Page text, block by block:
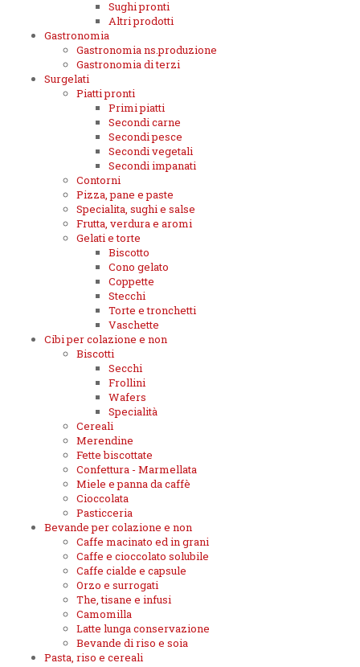
Sughi pronti
Altri prodotti
Gastronomia
Gastronomia ns.produzione
Gastronomia di terzi
Surgelati
Piatti pronti
Primi piatti
Secondi carne
Secondi pesce
Secondi vegetali
Secondi impanati
Contorni
Pizza, pane e paste
Specialita, sughi e salse
Frutta, verdura e aromi
Gelati e torte
Biscotto
Cono gelato
Coppette
Stecchi
Torte e tronchetti
Vaschette
Cibi per colazione e non
Biscotti
Secchi
Frollini
Wafers
Specialità
Cereali
Merendine
Fette biscottate
Confettura - Marmellata
Miele e panna da caffè
Cioccolata
Pasticceria
Bevande per colazione e non
Caffe macinato ed in grani
Caffe e cioccolato solubile
Caffe cialde e capsule
Orzo e surrogati
The, tisane e infusi
Camomilla
Latte lunga conservazione
Bevande di riso e soia
Pasta, riso e cereali